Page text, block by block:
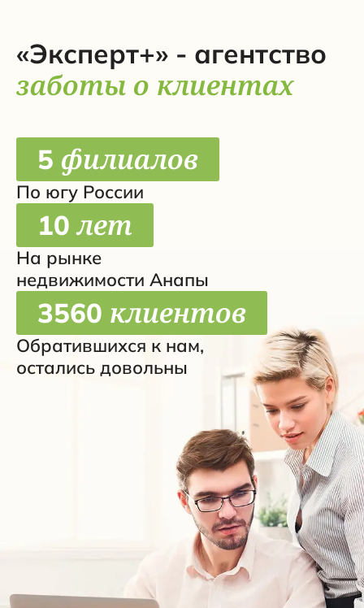
«Эксперт+» - агентство
заботы о клиентах
5 филиалов
По югу России
10лет
На рынке
недвижимости Анапы
3560 клиентов
Обратившихся к нам,
остались довольны